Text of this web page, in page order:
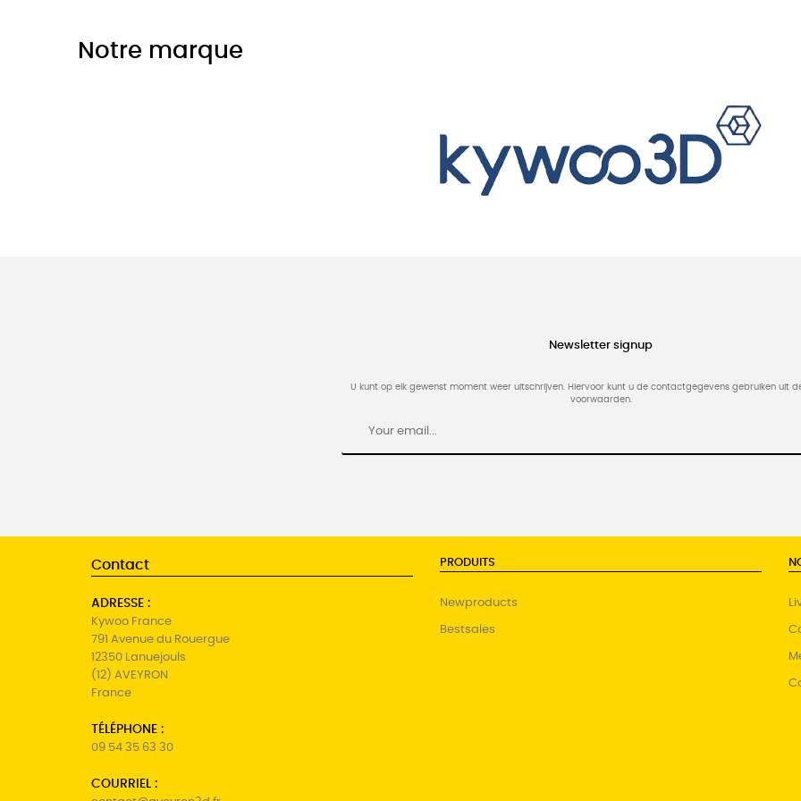
Notre marque
Newsletter signup
U kunt op elk gewenst moment weer uitschrijven. Hiervoor kunt u de contactgegevens gebruiken uit
voorwaarden.
Contact
ADRESSE :
Kywoo France
791 Avenue du Rouergue
12350 Lanuejouls
(12) AVEYRON
France
TÉLÉPHONE :
09 54 35 63 30
COURRIEL :
PRODUITS
Newproducts
Bestsales